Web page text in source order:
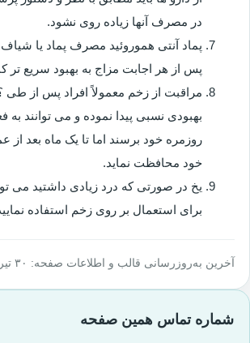
در مصرف آنها زیاده روی نشود.
پماد آنتی هموروئید مصرف پماد یا شیاف
پس از هر اجابت مزاج به بهبود سریع تر
مراقبت از زخم معمولاً افراد پس از طی
بهبودی نسبی پیدا نموده و می توانند به
روزمره خود برسند اما تا یک ماه بعد از
خود محافظت نماید.
یخ در صورتی که درد زیادی داشتید می
برای استعمال بر روی زخم استفاده
آخرین به‌روزرسانی قالب و اطلاعات صفحه: ۳۰ تیر ۱۴۰۵
شماره تماس همین صفحه